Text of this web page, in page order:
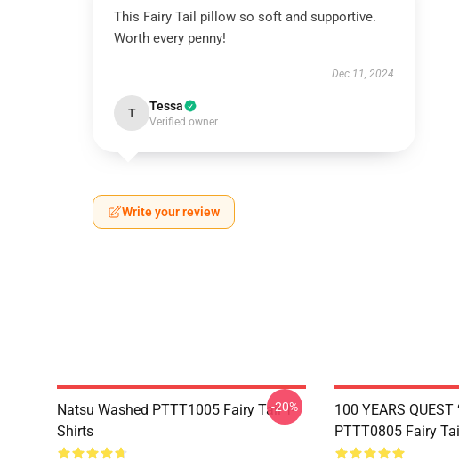
This Fairy Tail pillow so soft and supportive.
Worth every penny!
Dec 11, 2024
T Tessa
Verified owner
Write your review
Natsu Washed PTTT1005 Fairy Tail T-
Shirts
-20%
100 YEARS QUEST
PTTT0805 Fairy